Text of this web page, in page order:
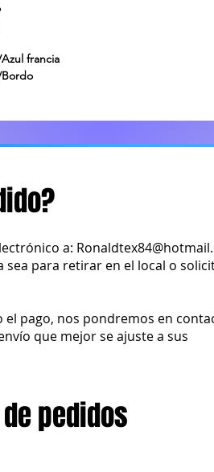
francia
a:
sea para retirar en el local o
pago, nos pondremos en
que mejor se ajuste a sus
pedidos